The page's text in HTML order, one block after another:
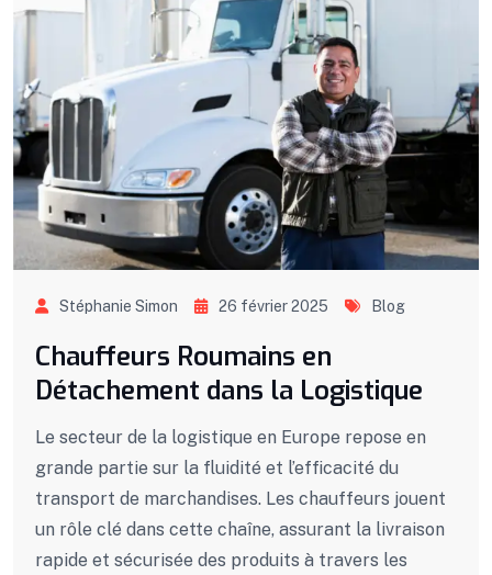
Stéphanie Simon 26 février 2025 Blog
Chauffeurs Roumains en
Détachement dans la Logistique
Le secteur de la logistique en Europe repose en
grande partie sur la fluidité et l’efficacité du
transport de marchandises. Les chauffeurs jouent
un rôle clé dans cette chaîne, assurant la livraison
rapide et sécurisée des produits à travers les